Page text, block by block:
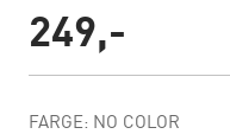
249,-
FARGE: NO COLOR